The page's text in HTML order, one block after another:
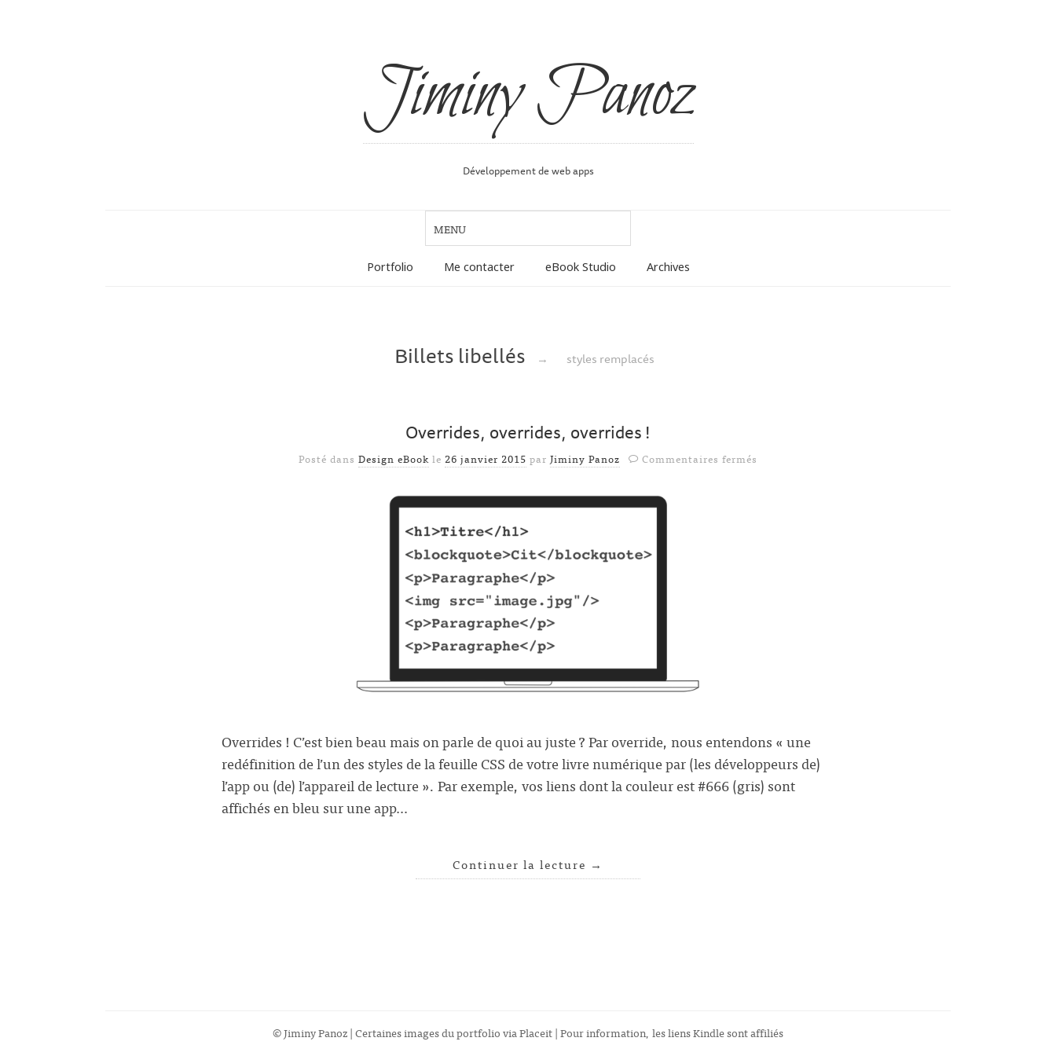
Jiminy Panoz
Développement de web apps
Portfolio Me contacter eBook Studio Archives
Billets libellés → styles remplacés
Overrides, overrides, overrides !
Posté dans Design eBook le 26 janvier 2015 par Jiminy Panoz Commentaires fermés
Overrides ! C’est bien beau mais on parle de quoi au juste ? Par override, nous entendons « une
redéfinition de l’un des styles de la feuille CSS de votre livre numérique par (les développeurs de)
l’app ou (de) l’appareil de lecture ». Par exemple, vos liens dont la couleur est #666 (gris) sont
affichés en bleu sur une app…
Continuer la lecture →
© Jiminy Panoz | Certaines images du portfolio viaPlaceit| Pour information, les liens Kindle sont affiliés